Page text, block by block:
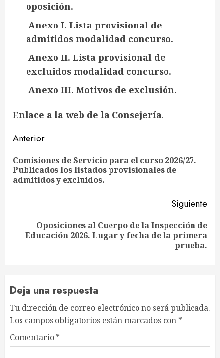
oposición.
Anexo I. Lista provisional de
admitidos modalidad concurso.
Anexo II. Lista provisional de
excluidos modalidad concurso.
Anexo III. Motivos de exclusión.
Enlace a la web de la Consejería.
Sigue
leyendo
Anterior
Comisiones de Servicio para el curso 2026/27.
Publicados los listados provisionales de
admitidos y excluidos.
Siguiente
Siguiente
Oposiciones al Cuerpo de la Inspección de
Educación 2026. Lugar y fecha de la primera
prueba.
Deja una respuesta
Tu dirección de correo electrónico no será publicada.
Los campos obligatorios están marcados con *
Comentario *